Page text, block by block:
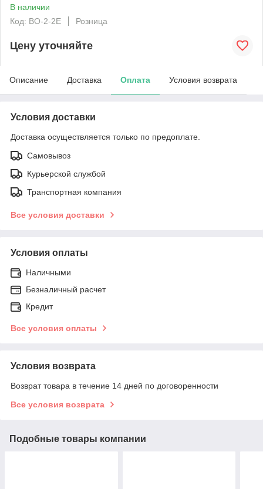
В наличии
Код: BO-2-2E
Розница
Цену уточняйте
Описание Доставка Оплата Условия возврата
Условия доставки
Доставка осуществляется только по предоплате.
Самовывоз
Курьерской службой
Транспортная компания
Все условия доставки
Условия оплаты
Наличными
Безналичный расчет
Кредит
Все условия оплаты
Условия возврата
Возврат товара в течение 14 дней по договоренности
Все условия возврата
Подобные товары компании